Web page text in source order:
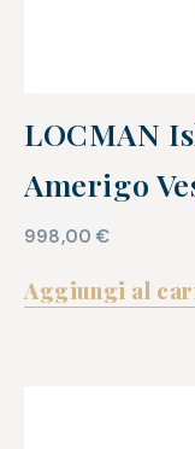
LOCMAN
Amerigo
998,00€
Aggiungi al